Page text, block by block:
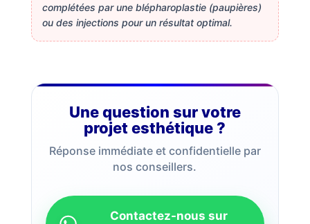
complétées par une blépharoplastie (paupières)
ou des injections pour un résultat optimal.
Une question sur votre
projet esthétique ?
Réponse immédiate et confidentielle par
nos conseillers.
Contactez-nous sur